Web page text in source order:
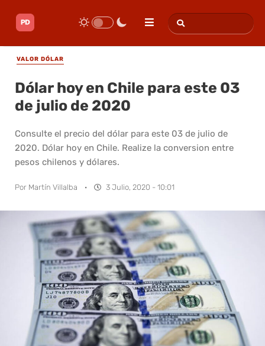
VALOR DÓLAR
Dólar hoy en Chile para este 03
de julio de 2020
Consulte el precio del dólar para este 03 de julio de
2020. Dólar hoy en Chile. Realize la conversion entre
pesos chilenos y dólares.
Por Martín Villalba · 3 Julio, 2020 - 10:01